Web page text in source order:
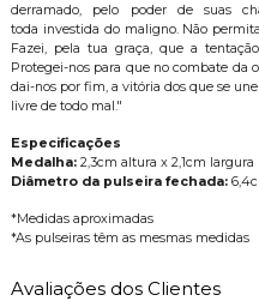
derramado, pelo poder de suas
toda investida do maligno. Não
Fazei, pela tua graça, que a
Protegei-nos para que no combate da
dai-nos por fim, a vitória dos que se
livre de todo mal."
Especificações
Medalha: 2,3cm altura x 2,1cm largura
Diâmetro da pulseira fechada:
*Medidas aproximadas
*As pulseiras têm as mesmas medidas
Avaliações dos Clientes